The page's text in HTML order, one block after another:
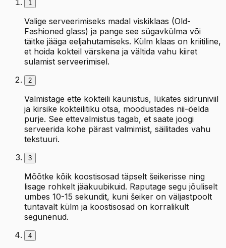
1
Valige serveerimiseks madal viskiklaas (Old-
Fashioned glass) ja pange see sügavkülma või
täitke jääga eeljahutamiseks. Külm klaas on kriitiline,
et hoida kokteil värskena ja vältida vahu kiiret
sulamist serveerimisel.
2
Valmistage ette kokteili kaunistus, lükates sidruniviil
ja kirsike kokteilitiku otsa, moodustades nii-öelda
purje. See ettevalmistus tagab, et saate joogi
serveerida kohe pärast valmimist, säilitades vahu
tekstuuri.
3
Mõõtke kõik koostisosad täpselt šeikerisse ning
lisage rohkelt jääkuubikuid. Raputage segu jõuliselt
umbes 10-15 sekundit, kuni šeiker on väljastpoolt
tuntavalt külm ja koostisosad on korralikult
segunenud.
4